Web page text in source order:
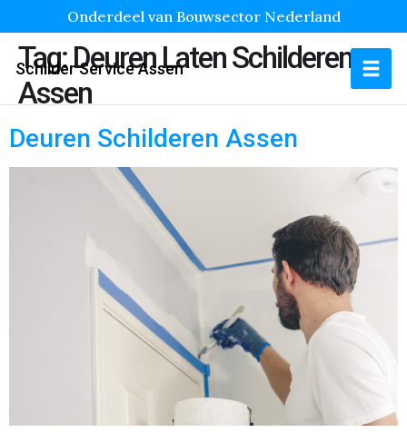
Onderdeel van Bouwsector Nederland
Schilder Service Assen
Tag:Deuren Laten Schilderen
Assen
Deuren Schilderen Assen